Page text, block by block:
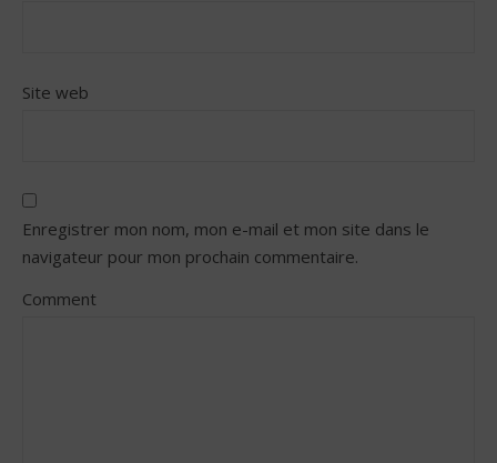
Site web
Enregistrer mon nom, mon e-mail et mon site dans le
navigateur pour mon prochain commentaire.
Comment